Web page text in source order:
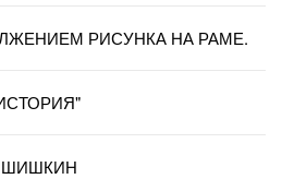
РИСУНКА НА РАМЕ.
ШИШКИН